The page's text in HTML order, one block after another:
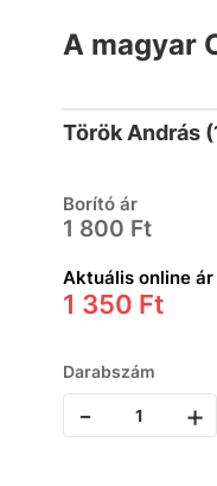
A magyar
Török András
Borító ár
1 800 Ft
Aktuális online ár
1 350 Ft
Darabszám
- +